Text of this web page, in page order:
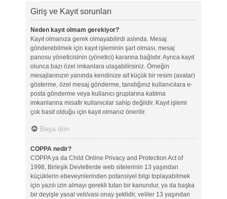
Giriş ve Kayıt sorunları
Neden kayıt olmam gerekiyor?
Kayıt olmanıza gerek olmayabilirdi aslında. Mesaj
gönderebilmek için kayıt işleminin şart olması, mesaj
panosu yöneticisinin (yönetici) kararına bağlıdır. Ayrıca kayıt
olunca bazı özel imkanlara ulaşabilirsiniz. Örneğin
mesajlarınızın yanında kendinize ait küçük bir resim (avatar)
gösterme, özel mesaj gönderme, tanıdığınız kullanıcılara e-
posta gönderme veya kullanıcı gruplarına katılma
imkanlarına misafir kullanıcılar sahip değildir. Kayıt işlemi
çok basit olduğu için kayıt olmanız önerilir.
Başa dön
COPPA nedir?
COPPA ya da Child Online Privacy and Protection Act of
1998, Birleşik Devletlerde web sitelerinin 13 yaşından
küçüklerin ebeveynlerinden potansiyel bilgi toplayabilmek
için yazılı izin almayı gerekli tutan bir kanundur, ya da başka
bir deyişle yasal veli/vasi onay şeklidir, veliler 13 yaşından